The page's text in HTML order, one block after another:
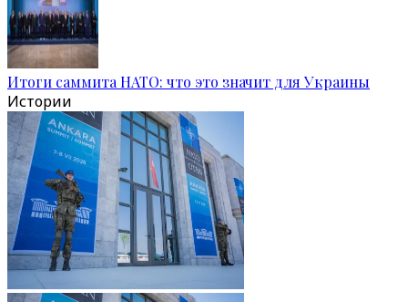
Итоги саммита НАТО: что это значит для Украины
Истории